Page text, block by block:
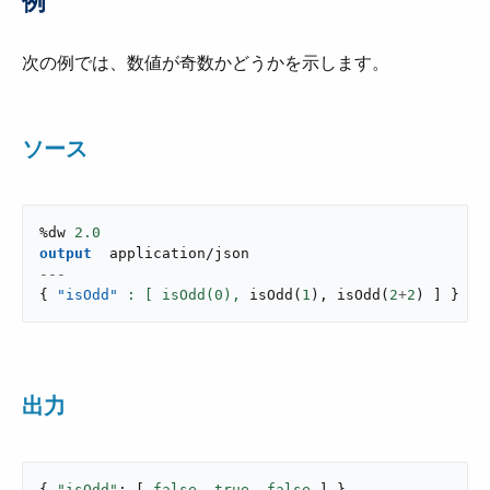
次の例では、数値が奇数かどうかを示します。
ソース
%dw 2.0
output
application/json
---
{
"isOdd" : [ isOdd( 0 ), isOdd ( 1 ) , isOdd ( 2+2 ) }
出力